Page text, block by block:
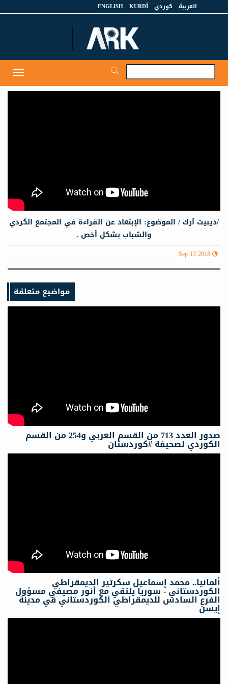
العربية كوردي KURDÎ
ENGLISH
/ديبيت آرك / الموضوع: الإبتعاد عن القراءة في المجتمع الكردي
والشباب بشكل أخص .
Sep 13 2018
مواضيع متعلقة
صدور العدد 713 من القسم العربي و254 من القسم
الكوردي لصحيفة #كوردستان
ألمانيا.. محمد إسماعيل سكرتیر الدیمقراطي
الكوردستاني - سوريا يلتقي مع أنور مصيفي مسؤول
الفرع السادس للديمقراطي الكوردستاني في مدينة
إيسن